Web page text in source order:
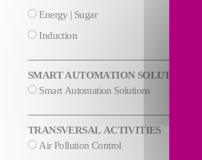
Energy | Sugar
Induction
SMART AUTOMATION SOLUTIONS
Smart Automation Solutions
TRANSVERSAL ACTIVITIES
Air Pollution Control